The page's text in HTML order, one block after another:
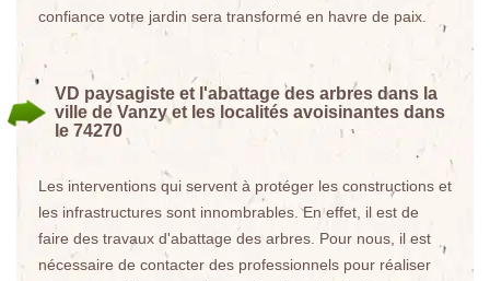
confiance votre jardin sera transformé en havre de paix.
VD paysagiste et l'abattage des arbres dans la
ville de Vanzy et les localités avoisinantes dans
le 74270
Les interventions qui servent à protéger les constructions et
les infrastructures sont innombrables. En effet, il est de
faire des travaux d'abattage des arbres. Pour nous, il est
nécessaire de contacter des professionnels pour réaliser